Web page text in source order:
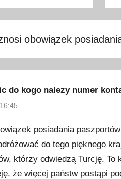
obowiązek
do kogo nalezy numer
posiadania
do tego pięknego
którzy odwiedzą Turcję. To
że więcej państw postąpi